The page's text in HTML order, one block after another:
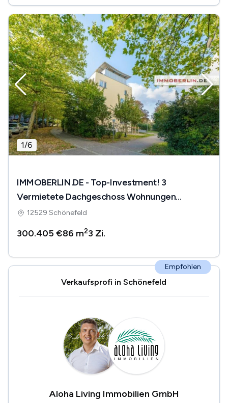
1/6
IMMOBERLIN.DE - Top-Investment! 3
Vermietete Dachgeschoss Wohnungen
inklusive Garagen
12529 Schönefeld
300.405 €86 m23 Zi.
Empfohlen
Verkaufsprofi in Schönefeld
Aloha Living Immobilien GmbH